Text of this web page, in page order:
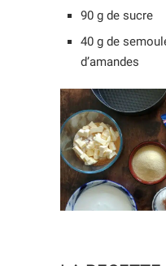
90 g de sucre
40 g de
d’amandes